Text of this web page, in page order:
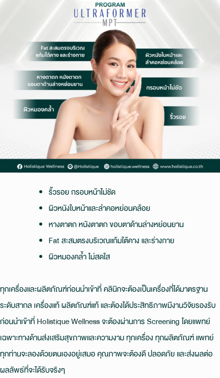
ริ้วรอย กรอบหน้าไม่ชัด
ผิวหนังใบหน้าและลําคอหย่อนคล้อย
หางตาตก หนังตาตก ขอบตาด้านล่างหย่อนยาน
Fat สะสมตรงบริเวณแก้มใต้คาง และร่างกาย
ผิวหมองคล้ำ ไม่สดใส
ทุกเครื่องและผลิตภัณฑ์ก่อนนำเข้าที่ คลินิกจะต้องเป็นเครื่องที่ได้มาตรฐาน
ระดับสากล เครื่องแท้ ผลิตภัณฑ์แท้ และต้องได้ประสิทธิภาพมีงานวิจัยรองรับ
ก่อนนำเข้าที่Holistique Wellnessจะต้องผ่านการ Screening โดยแพทย์
เฉพาะทางด้านส่งเสริมสุขภาพและความงาม ทุกเครื่อง ทุกผลิตภัณฑ์ แพทย์
ทุกท่านจะลองด้วยตนเองอยู่เสมอ คุณภาพจะต้องดี ปลอดภัย และส่งผลต่อ
ผลลัพธ์ที่จะได้รับจริงๆ